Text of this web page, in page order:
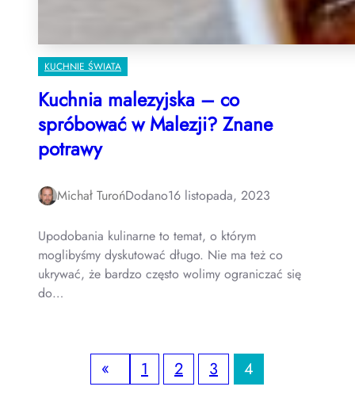
KUCHNIE ŚWIATA
Kuchnia malezyjska – co
spróbować w Malezji? Znane
potrawy
Michał TurońDodano16 listopada, 2023
Upodobania kulinarne to temat, o którym
moglibyśmy dyskutować długo. Nie ma też co
ukrywać, że bardzo często wolimy ograniczać się
do…
« 1 2 3 4